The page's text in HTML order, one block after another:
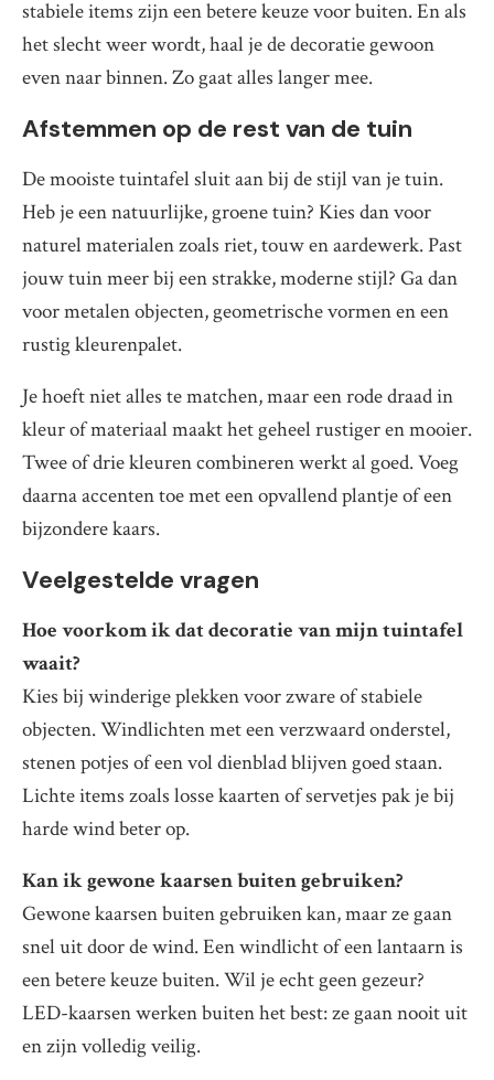
stabiele items zijn een betere keuze voor buiten. En als
het slecht weer wordt, haal je de decoratie gewoon
even naar binnen. Zo gaat alles langer mee.
Afstemmen op de rest van de tuin
De mooiste tuintafel sluit aan bij de stijl van je tuin.
Heb je een natuurlijke, groene tuin? Kies dan voor
naturel materialen zoals riet, touw en aardewerk. Past
jouw tuin meer bij een strakke, moderne stijl? Ga dan
voor metalen objecten, geometrische vormen en een
rustig kleurenpalet.
Je hoeft niet alles te matchen, maar een rode draad in
kleur of materiaal maakt het geheel rustiger en mooier.
Twee of drie kleuren combineren werkt al goed. Voeg
daarna accenten toe met een opvallend plantje of een
bijzondere kaars.
Veelgestelde vragen
Hoe voorkom ik dat decoratie van mijn tuintafel
waait?
Kies bij winderige plekken voor zware of stabiele
objecten. Windlichten met een verzwaard onderstel,
stenen potjes of een vol dienblad blijven goed staan.
Lichte items zoals losse kaarten of servetjes pak je bij
harde wind beter op.
Kan ik gewone kaarsen buiten gebruiken?
Gewone kaarsen buiten gebruiken kan, maar ze gaan
snel uit door de wind. Een windlicht of een lantaarn is
een betere keuze buiten. Wil je echt geen gezeur?
LED-kaarsen werken buiten het best: ze gaan nooit uit
en zijn volledig veilig.